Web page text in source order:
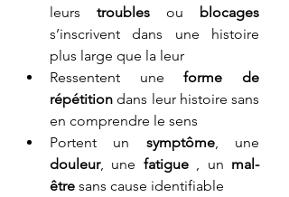
leurs troubles ou blocages
s’inscrivent dans une histoire
plus large que la leur
Ressentent une forme de
répétition dans leur histoire sans
en comprendre le sens
Portent un symptôme
douleur, une fatigue , un mal-
être sans cause identifiable